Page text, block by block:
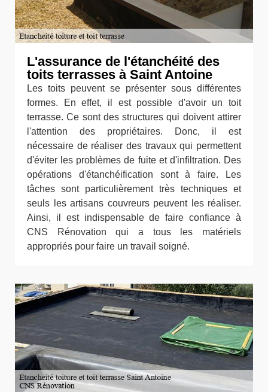
L'assurance de l'étanchéité des
toits terrasses à Saint Antoine
Les toits peuvent se présenter sous différentes
formes. En effet, il est possible d'avoir un toit
terrasse. Ce sont des structures qui doivent attirer
l'attention des propriétaires. Donc, il est
nécessaire de réaliser des travaux qui permettent
d'éviter les problèmes de fuite et d'infiltration. Des
opérations d'étanchéification sont à faire. Les
tâches sont particulièrement très techniques et
seuls les artisans couvreurs peuvent les réaliser.
Ainsi, il est indispensable de faire confiance à
CNS Rénovation qui a tous les matériels
appropriés pour faire un travail soigné.